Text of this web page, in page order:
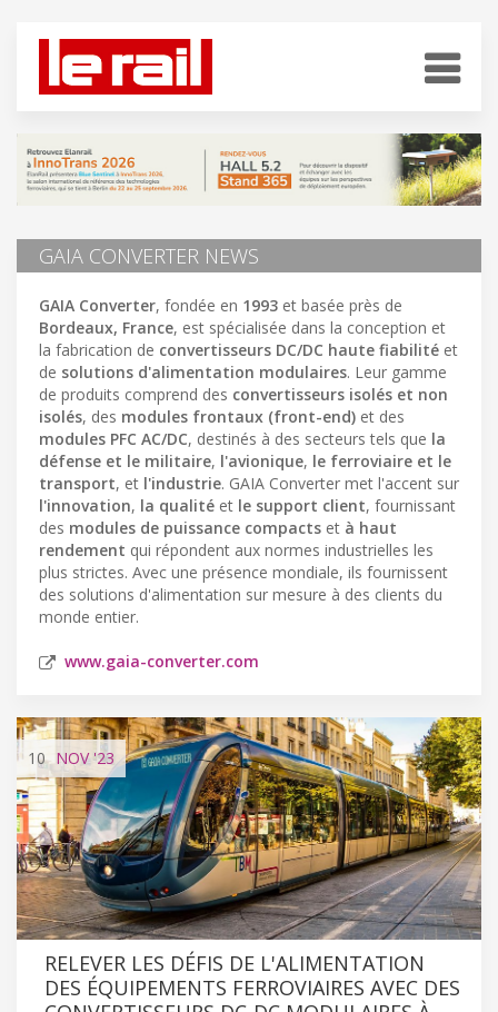
GAIA CONVERTER NEWS
GAIA Converter, fondée en 1993 et basée près de
Bordeaux, France, est spécialisée dans la conception et
la fabrication de convertisseurs DC/DC haute fiabilité et
de solutions d'alimentation modulaires. Leur gamme
de produits comprend des convertisseurs isolés et non
isolés, des modules frontaux (front-end) et des
modules PFC AC/DC, destinés à des secteurs tels que la
défense et le militaire, l'avionique, le ferroviaire et le
transport, et l'industrie. GAIA Converter met l'accent sur
l'innovation, la qualité et le support client, fournissant
des modules de puissance compacts et à haut
rendement qui répondent aux normes industrielles les
plus strictes. Avec une présence mondiale, ils fournissent
des solutions d'alimentation sur mesure à des clients du
monde entier.
www.gaia-converter.com
10 NOV'23
RELEVER LES DÉFIS DE L'ALIMENTATION
DES ÉQUIPEMENTS FERROVIAIRES AVEC DES